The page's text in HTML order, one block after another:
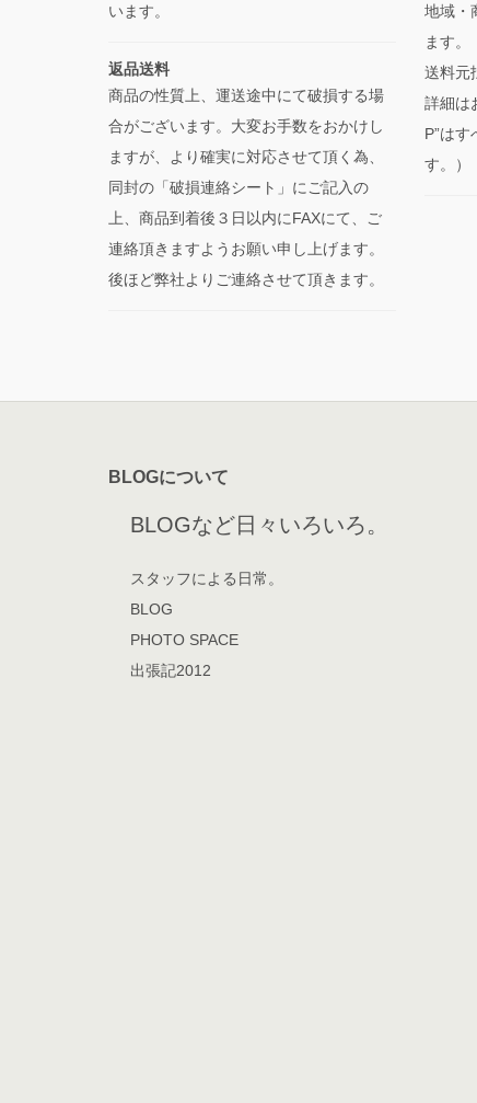
います。
返品送料
商品の性質上、運送途中にて破損する場
合がございます。大変お手数をおかけし
ますが、より確実に対応させて頂く為、
同封の「破損連絡シート」にご記入の
上、商品到着後３日以内にFAXにて、ご
連絡頂きますようお願い申し上げます。
後ほど弊社よりご連絡させて頂きます。
地域・
ます。
送料元
詳細は
P”は
す。）
BLOGについて
BLOGなど日々いろいろ。
スタッフによる日常。
BLOG
PHOTO SPACE
出張記2012